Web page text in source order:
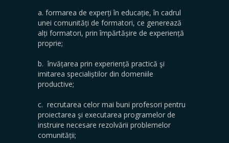
a. formarea de experți în educație, în cadrul
unei comunități de formatori, ce generează
alți formatori, prin împărtășire de experiență
proprie;
b. învățarea prin experiență practică şi
imitarea specialiștilor din domeniile
productive;
c. recrutarea celor mai buni profesori pentru
proiectarea şi executarea programelor de
instruire necesare rezolvării problemelor
comunității;